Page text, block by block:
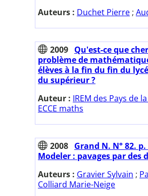
Auteurs : Duchet Pierre ;
2009 Qu'est-ce que
problème de
élèves à la fin du fin du
du supérieur ?
Auteur : IREM des Pays de
ECCE maths
2008 Grand N. N° 82.
Modeler : pavages par des
Auteurs : Gravier Sylvain ;
Colliard Marie-Neige